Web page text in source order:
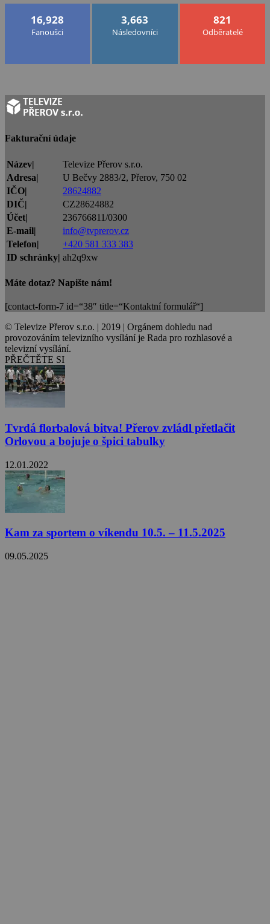
16,928
Fanoušci
3,663
Následovníci
821
Odběratelé
Fakturační údaje
Název|
Televize Přerov s.r.o.
Adresa|
U Bečvy 2883/2, Přerov, 750 02
IČO|
28624882
DIČ|
CZ28624882
Účet|
236766811/0300
E-mail|
info@tvprerov.cz
Telefon|
+420 581 333 383
ID schránky| ah2q9xw
Máte dotaz? Napište nám!
[contact-form-7 id=“38″ title=“Kontaktní formulář“]
© Televize Přerov s.r.o. | 2019 | Orgánem dohledu nad
provozováním televizního vysílání je Rada pro rozhlasové a
televizní vysílání.
PŘEČTĚTE SI
Tvrdá florbalová bitva! Přerov zvládl přetlačit
Orlovou a bojuje o špici tabulky
12.01.2022
Kam za sportem o víkendu 10.5. – 11.5.2025
09.05.2025